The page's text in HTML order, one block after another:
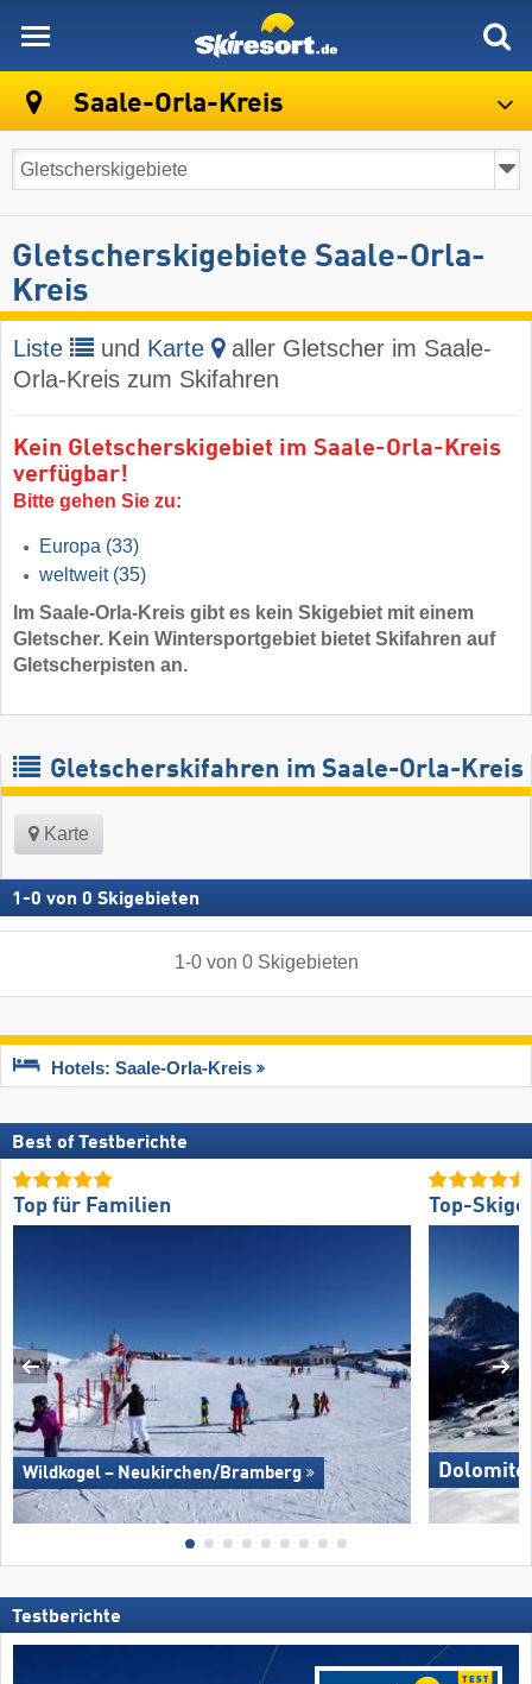
Saale-Orla-Kreis
Gletscherskigebiete Saale-Orla-
Kreis
Liste und Karte
aller Gletscher im Saale-
Orla-Kreis zum Skifahren
Kein Gletscherskigebiet im Saale-Orla-Kreis
verfügbar!
Bitte gehen Sie zu:
Europa (33)
weltweit(35)
Im Saale-Orla-Kreis gibt es kein Skigebiet mit einem
Gletscher. Kein Wintersportgebiet bietet Skifahren auf
Gletscherpisten an.
Gletscherskifahren im Saale-Orla-Kreis
Karte
1 -0 von 0 Skigebieten
1-0von 0 Skigebieten
Hotels: Saale-Orla-Kreis
Best of Testberichte
Top für Familien
Wildkogel – Neukirchen/​Bramberg
Top-
Testberichte